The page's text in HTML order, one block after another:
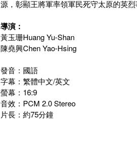
源，彰顯王將軍率領軍民死守太原的英
導演：
黃玉珊Huang Yu-Shan
陳堯興Chen Yao-Hsing
發音：國語
字幕： 繁體中文/英文
螢幕： 16:9
音效： PCM 2.0 Stereo
片長：約75分鐘